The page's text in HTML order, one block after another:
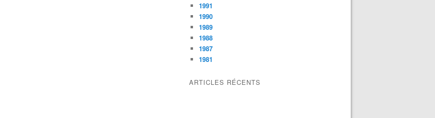
1991
1990
1989
1988
1987
1981
ARTICLES RÉCENTS